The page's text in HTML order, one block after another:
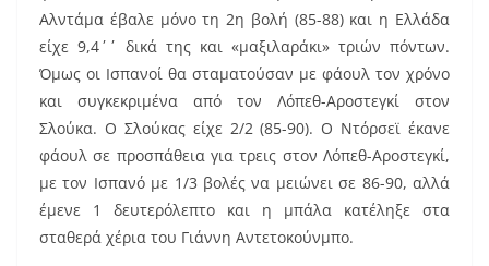
Αλντάμα έβαλε μόνο τη 2η βολή (85-88) και η Ελλάδα
είχε 9,4΄΄ δικά της και «μαξιλαράκι» τριών πόντων.
Όμως οι Ισπανοί θα σταματούσαν με φάουλ τον χρόνο
και συγκεκριμένα από τον Λόπεθ-Αροστεγκί στον
Σλούκα. Ο Σλούκας είχε 2/2 (85-90). Ο Ντόρσεϊ έκανε
φάουλ σε προσπάθεια για τρεις στον Λόπεθ-Αροστεγκί,
με τον Ισπανό με 1/3 βολές να μειώνει σε 86-90, αλλά
έμενε 1 δευτερόλεπτο και η μπάλα κατέληξε στα
σταθερά χέρια του Γιάννη Αντετοκούνμπο.